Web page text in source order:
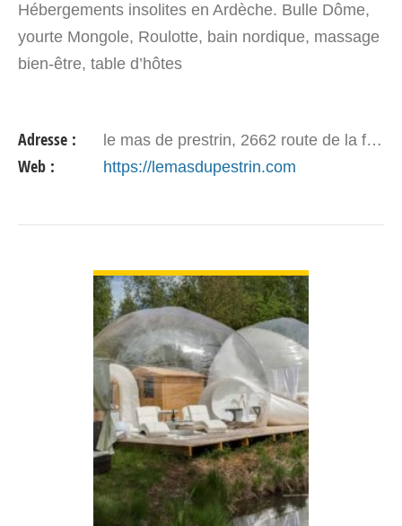
Hébergements insolites en Ardèche. Bulle Dôme,
yourte Mongole, Roulotte, bain nordique, massage
bien-être, table d’hôtes
Adresse : le mas de prestrin, 2662 route de la fontaulière, 07380 Meyras
Web : https://lemasdupestrin.com